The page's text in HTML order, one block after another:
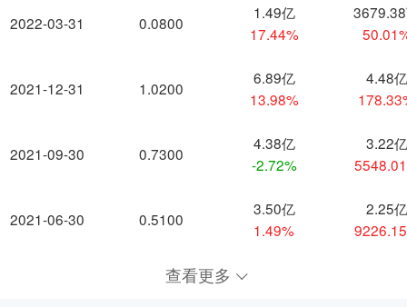
2022-03-31
2021-12-31
2021-09-30
2021-06-30
0.0800
1.49亿
17.44%
1.0200
6.89亿
13.98%
4.48亿
0.7300
4.38亿
-2.72%
3.22亿
0.5100
3.50亿
1.49%
2.25亿
查看更多